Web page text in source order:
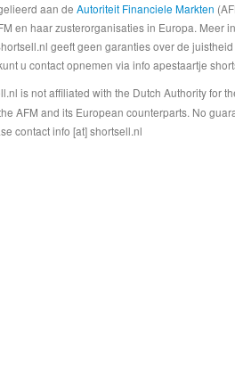
aan de Autoriteit Financiele Markten
en haar zusterorganisaties in Europa.
geeft geen garanties over de
u contact opnemen via info apestaartje
is not affiliated with the Dutch Authority for
AFM and its European counterparts. No
contact info [at] shortsell.nl